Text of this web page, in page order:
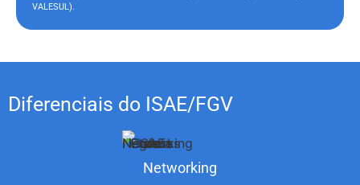
VALESUL).
Diferenciais do ISAE/FGV
Networking